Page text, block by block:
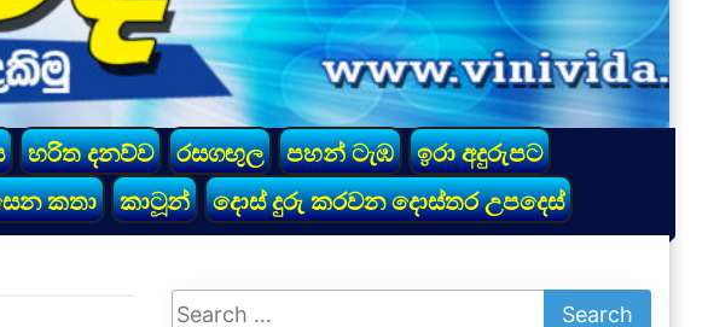
හරිත දනව්ව රසගඟුල පහන් ටැඹ
ඉරා අදුරුපට
කතා කාටූන් දොස් දුරු කරවන දොස්තර උපදෙස්